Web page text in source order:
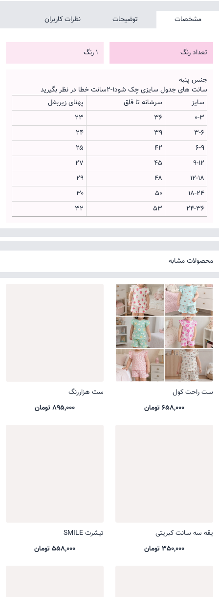
مشخصات توضیحات نظرات کاربران
تعداد رنگ 1 رنگ
جنس پنبه
سانت های جدول سایزی چک شود۱-۲سانت خطا در نظر بگیرید
سایز
سرشانه تا فاق
پهنای زیربغل
۰-۳
۳۶
۲۳
۳-۶
۳۹
۲۴
۶-۹
۴۲
۲۵
۹-۱۲
۴۵
۲۷
۱۲-۱۸
۴۸
۲۹
۱۸-۲۴
۵۰
۳۰
۲۴-۳۶
۵۳ ۳۲
محصولات مشابه
ست راحت کول
658,000 تومان
ست هزاررنگ
895,000 تومان
یقه سه سانت کبریتی
350,000 تومان
تیشرت SMILE
558,000 تومان